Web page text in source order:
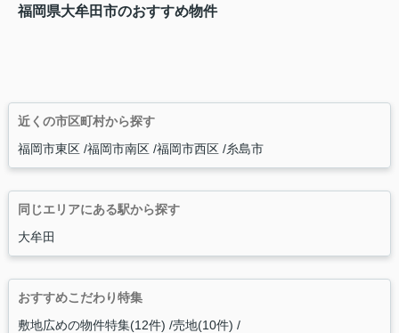
福岡県大牟田市のおすすめ物件
近くの市区町村から探す
福岡市東区 福岡市南区 福岡市西区 糸島市
同じエリアにある駅から探す
大牟田
おすすめこだわり特集
敷地広めの物件特集(12件) 売地(10件)